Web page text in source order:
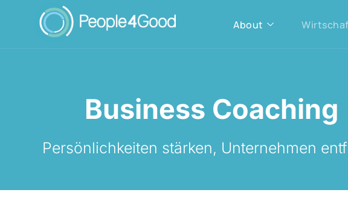
About
Business Coaching
Persönlichkeiten stärken, Unternehmen